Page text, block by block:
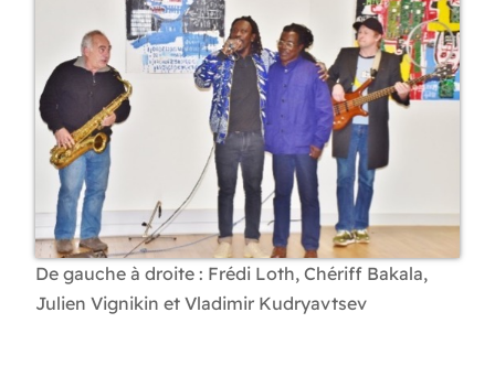
De gauche à droite : Frédi Loth, Chériff Bakala,
Julien Vignikin et Vladimir Kudryavtsev